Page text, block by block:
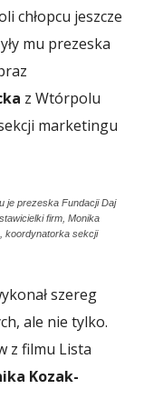
chłopcu jeszcze
mu prezeska
z Wtórpolu
marketingu
je prezeska Fundacji Daj
firm, Monika
koordynatorka sekcji
szereg
ale nie tylko.
z filmu Lista
Kozak-